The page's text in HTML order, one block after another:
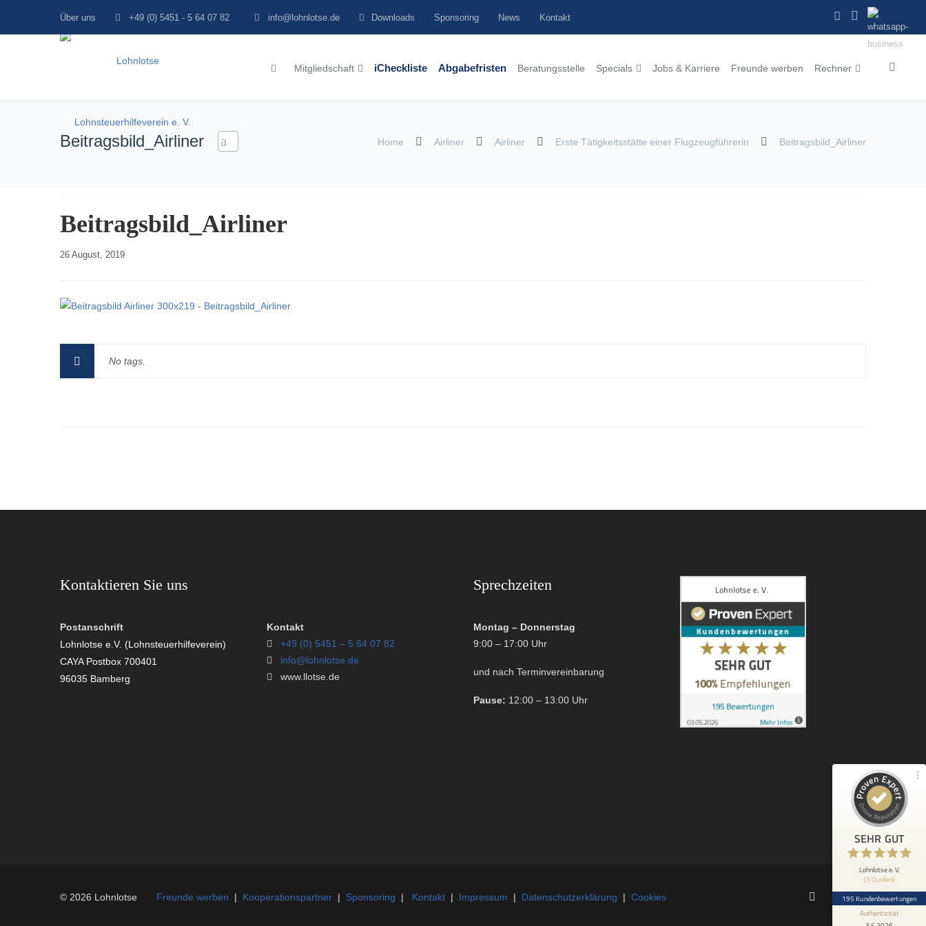
Über uns +49 (0) 5451 - 5 64 07 82 info@lohnlotse.de Downloads Sponsoring News Kontakt
Mitgliedschaft iCheckliste Abgabefristen Beratungsstelle Specials Jobs & Karriere Freunde werben Rechner
Beitragsbild_Airliner Home Airliner Airliner Erste Tätigkeitsstätte einer Flugzeugführerin Beitragsbild_Airliner
Beitragsbild_Airliner
26 August, 2019
No tags.
Kontaktieren Sie uns
Postanschrift
Lohnlotse e.V. (Lohnsteuerhilfeverein)
CAYA Postbox 700401
96035 Bamberg
Kontakt
+49 (0) 5451 – 5 64 07 82
info@lohnlotse.de
www.llotse.de
Sprechzeiten
Montag – Donnerstag
9:00 – 17:00 Uhr
und nach Terminvereinbarung
Pause: 12:00 – 13:00 Uhr
© 2026 Lohnlotse Freunde werben | Kooperationspartner | Sponsoring | Kontakt | Impressum | Datenschutzerklärung | Cookies
SEHR GUT
Lohnlotse e. V.
(3 Quellen)
195 Kundenbewertungen
Authentizität
Kundenbewertungen und Erfahrungen zu
SEHR GUT
4,92 / 5,00
106
Bewertungen auf
ProvenExpert.com
Blick aufs ProvenExpert-Profil werfen
Anonym
5
Eine sehr schnelle und hilfreiche
Beantwortung meines Problems.